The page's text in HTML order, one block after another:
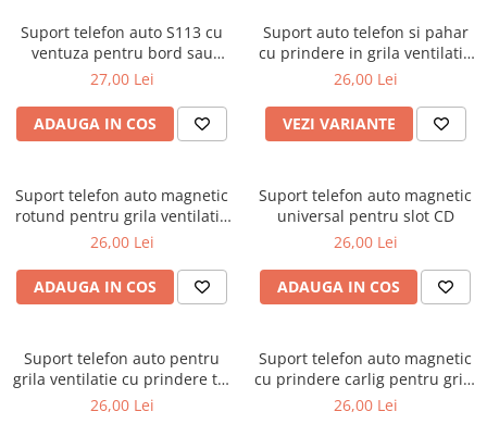
Ornamente Schimbator Viteza
Ornamente Toba Auto
Plasa elastica & Organizator Auto
Scrumiere Auto
Stergatoare Parbriz
Suporti Numar Inmatriculare
Suporti Telefon Auto
Tetiera Auto
Suport telefon auto S113 cu
ventuza pentru bord sau
parbriz
27,00 Lei
ADAUGA IN COS
Suport auto telefon si pahar
cu prindere in grila ventilatie
color
26,00 Lei
VEZI VARIANTE
Suport telefon auto magnetic
rotund pentru grila ventilatie
universal
26,00 Lei
ADAUGA IN COS
Suport telefon auto magnetic
universal pentru slot CD
26,00 Lei
ADAUGA IN COS
Suport telefon auto pentru
grila ventilatie cu prindere tip
carlig
26,00 Lei
Suport telefon auto magnetic
cu prindere carlig pentru grila
ventilatie
26,00 Lei